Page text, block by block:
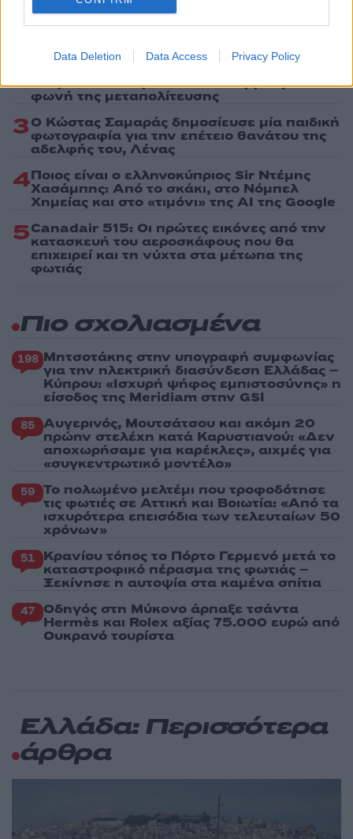
Data Deletion Data Access Privacy Policy
Καρυστιανού - Η επόμενη μέρα για την
«Ελπίδα για τη Δημοκρατία»
Συγκίνηση στο τελευταίο αντίο στον Λάκη
κλαρίνα αποχαιρέτησαν την εμβληματική
φωνή της μεταπολίτευσης
3Ο Κώστας Σαμαράς δημοσίευσε μία παιδική
φωτογραφία για την επέτειο θανάτου της
αδελφής του, Λένας
4Ποιος είναι ο ελληνοκύπριος Sir Ντέμης
Χασάμπης: Από το σκάκι, στο Νόμπελ
Χημείας και στο «τιμόνι» της AI της Google
5Canadair 515: Οι πρώτες εικόνες από την
κατασκευή του αεροσκάφους που θα
επιχειρεί και τη νύχτα στα μέτωπα της
φωτιάς
Πιο σχολιασμένα
198 Μητσοτάκης στην υπογραφή συμφωνίας
για την ηλεκτρική διασύνδεση Ελλάδας –
Κύπρου: «Ισχυρή ψήφος εμπιστοσύνης» η
είσοδος της Meridiam στην GSI
85 Αυγερινός, Μουτσάτσου και ακόμη 20
πρώην στελέχη κατά Καρυστιανού: «Δεν
αποχωρήσαμε για καρέκλες», αιχμές για
«συγκεντρωτικό μοντέλο»
59 Το πολωμένο μελτέμι που τροφοδότησε
τις φωτιές σε Αττική και Βοιωτία: «Από τα
ισχυρότερα επεισόδια των τελευταίων 50
χρόνων»
51 Κρανίου τόπος το Πόρτο Γερμενό μετά το
καταστροφικό πέρασμα της φωτιάς –
Ξεκίνησε η αυτοψία στα καμένα σπίτια
47 Οδηγός στη Μύκονο άρπαξε τσάντα
Hermès και Rolex αξίας 75.000 ευρώ από
Ουκρανό τουρίστα
Ελλάδα: Περισσότερα
άρθρα